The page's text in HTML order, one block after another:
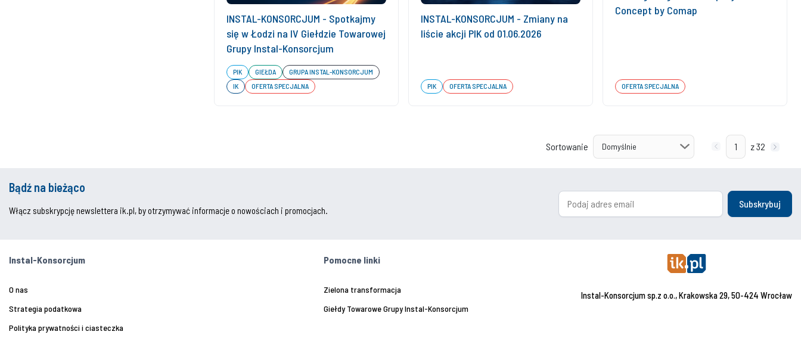
INSTAL-KONSORCJUM - Spotkajmy
się w Łodzi na IV Giełdzie Towarowej
Grupy Instal-Konsorcjum
PIK GIEŁDA
GRUPA INSTAL-KONSORCJUM
IK
OFERTA SPECJALNA
INSTAL-KONSORCJUM - Zmiany na
liście akcji PIK od 01.06.2026
PIK OFERTA SPECJALNA
Concept by Comap
OFERTA SPECJALNA
Sortowanie z 32
Bądź na bieżąco
Włącz subskrypcję newslettera ik.pl, by otrzymywać informacje o nowościach i promocjach.
Subskrybuj
Instal-Konsorcjum
O nas
Strategia podatkowa
Polityka prywatności i ciasteczka
Pomocne linki
Zielona transformacja
Giełdy Towarowe Grupy Instal-Konsorcjum
Instal-Konsorcjum sp.z o.o., Krakowska 29, 50-424 Wrocław